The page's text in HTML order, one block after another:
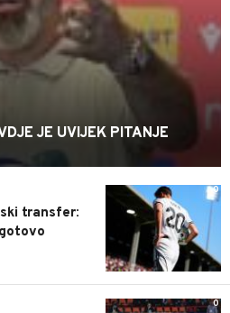
JE UVIJEK PITANJE
0
transfer:
0